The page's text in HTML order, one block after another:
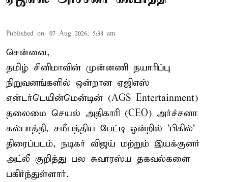
Published on: 07 Aug 2026, 5:38 am
சென்னை,
தமிழ் சினிமாவின் முன்னணி தயாரிப்பு
நிறுவனங்களில் ஒன்றான ஏஜிஎஸ்
என்டர்டெயின்மென்டின் (AGS Entertainment)
தலைமை செயல் அதிகாரி (CEO) அர்ச்சனா
கல்பாத்தி, சமீபத்திய பேட்டி ஒன்றில் 'பிகில்'
திரைப்படம், நடிகர் விஜய் மற்றும் இயக்குனர்
அட்லீ குறித்து பல சுவாரஸ்ய தகவல்களை
பகிர்ந்துள்ளார்.